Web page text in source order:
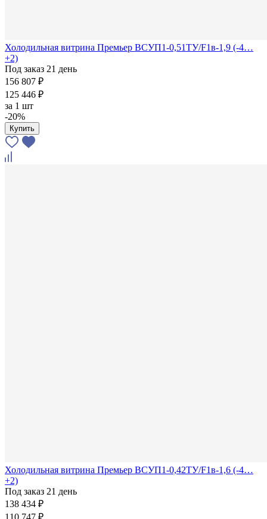
Холодильная витрина Премьер ВСУП1-0,51ТУ/F1в-1,9 (-4…
+2)
Под заказ 21 день
156 807 ₽
125 446 ₽
за 1 шт
-20%
Купить
Холодильная витрина Премьер ВСУП1-0,42ТУ/F1в-1,6 (-4…
+2)
Под заказ 21 день
138 434 ₽
110 747 ₽